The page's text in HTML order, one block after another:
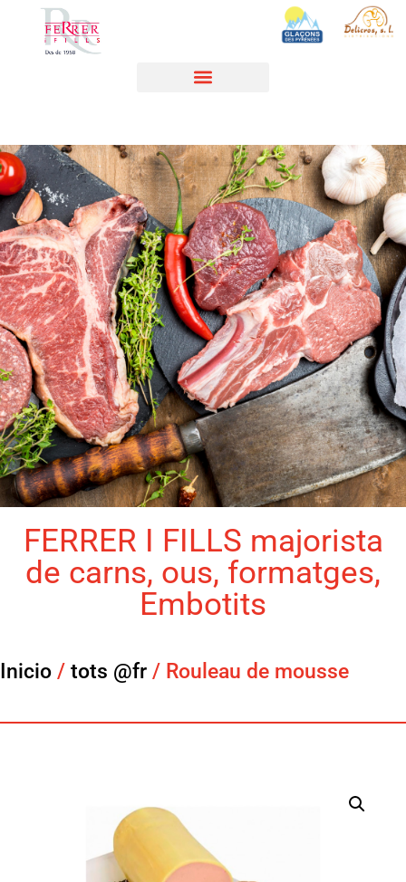
FERRER I FILLS majorista
de carns, ous, formatges,
Embotits
Inicio / tots @fr / Rouleau de mousse